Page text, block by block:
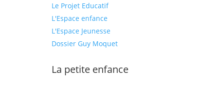
Le Projet Educatif
L'Espace enfance
L'Espace Jeunesse
Dossier Guy Moquet
La petite enfance